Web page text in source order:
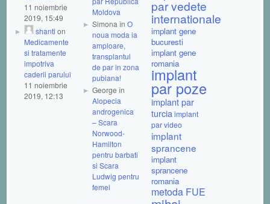
11 noiembrie
2019, 15:49
shanti on
Medicamente
si tratamente
impotriva
caderii parului
11 noiembrie
2019, 12:13
Moldova
Simona înO
noua moda ia
amploare,
transplantul
de par in zona
pubiana!
George în
Alopecia
androgenica
– Scara
Norwood-
Hamilton
pentru barbati
si Scara
Ludwig pentru
femei
par vedete
internationale
implant gene
bucuresti
implant gene
romania
implant
par poze
implant par
turciaimplant
par video
implant
sprancene
implant
sprancene
romania
metoda FUE